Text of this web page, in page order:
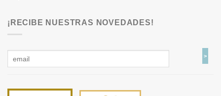
¡RECIBE NUESTRAS NOVEDADES!